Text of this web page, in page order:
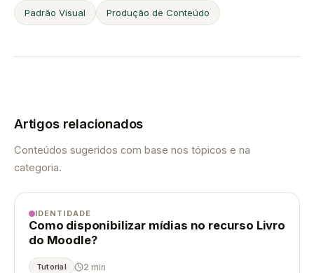
Padrão Visual Produção de Conteúdo
Artigos relacionados
Conteúdos sugeridos com base nos tópicos e na
categoria.
IDENTIDADE
Como disponibilizar mídias no recurso Livro
do Moodle?
Tutorial 2 min